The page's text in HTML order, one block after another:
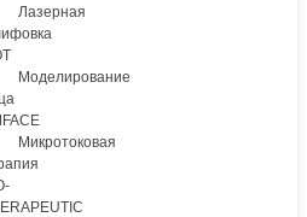
Лазерная
Моделирование
Микротоковая